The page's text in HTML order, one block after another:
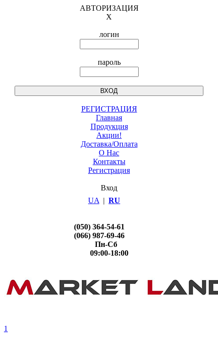
АВТОРИЗАЦИЯ
X
логин
пароль
РЕГИСТРАЦИЯ
Главная
Продукция
Акции!
Доставка/Оплата
О Нас
Контакты
Регистрация
Вход
UA | RU
(050) 364-54-61
(066) 987-69-46
Пн-Сб
09:00-18:00
1